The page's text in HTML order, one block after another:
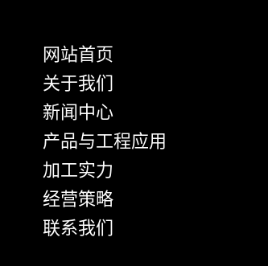
网站首页
关于我们
新闻中心
产品与工程应用
加工实力
经营策略
联系我们